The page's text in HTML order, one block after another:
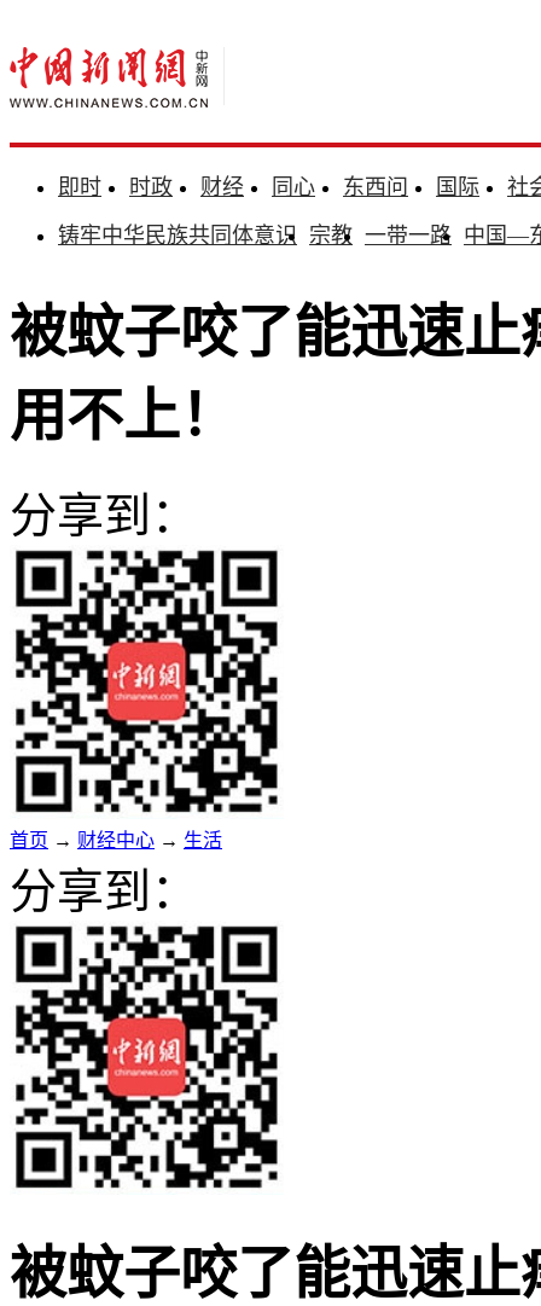
即时 时政 财经 同心 东西问 国际
社
铸牢中华民族共同体意识 宗教 一带一路 中国—
被蚊子咬了能迅速
用不上！
分享到：
首页 → 财经中心 → 生活
分享到：
被蚊子咬了能迅速